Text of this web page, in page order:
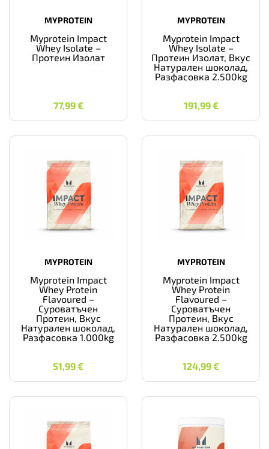
MYPROTEIN
Myprotein Impact
Whey Isolate –
Протеин Изолат
77,99€
77,99 €
MYPROTEIN
Myprotein Impact
Whey Isolate –
Протеин Изолат, Вкус
Натурален шоколад,
Разфасовка 2.500kg
191,99€
191,99 €
MYPROTEIN
Myprotein Impact
Whey Protein
Flavoured –
Суроватъчен
Протеин, Вкус
Натурален шоколад,
Разфасовка 1.000kg
51,99€
51,99 €
MYPROTEIN
Myprotein Impact
Whey Protein
Flavoured –
Суроватъчен
Протеин, Вкус
Натурален шоколад,
Разфасовка 2.500kg
124,99€
124,99